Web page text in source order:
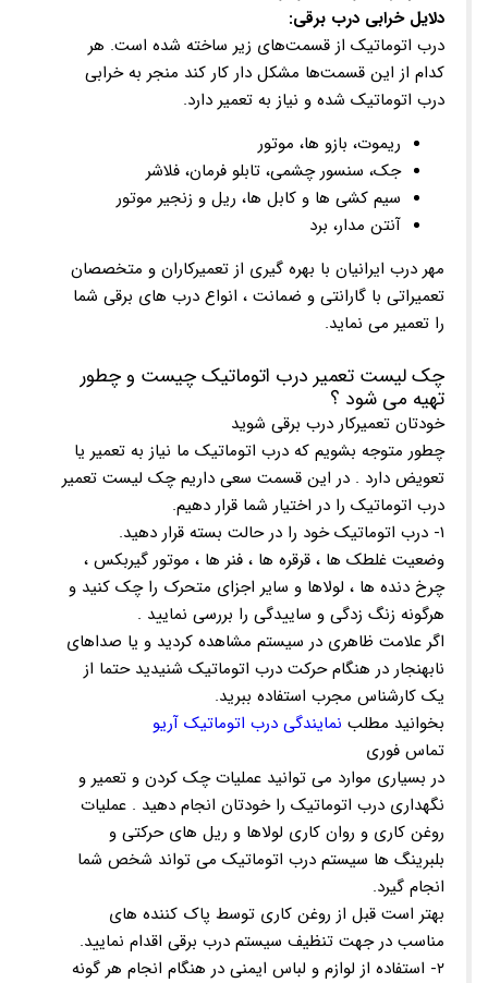
دلایل خرابی درب برقی:
درب اتوماتیک از قسمت‌های زیر ساخته شده است. هر
کدام از این قسمت‌ها مشکل دار کار کند منجر به خرابی
درب اتوماتیک شده و نیاز به تعمیر دارد.
ریموت، بازو ها، موتور
جک، سنسور چشمی، تابلو فرمان، فلاشر
سیم کشی ها و کابل ها، ریل و زنجیر موتور
آنتن مدار، برد
مهر درب ایرانیان با بهره گیری از تعمیرکاران و متخصصان
تعمیراتی با گارانتی و ضمانت ، انواع درب های برقی شما
را تعمیر می نماید.
چک لیست تعمیر درب اتوماتیک چیست و چطور
تهیه می شود ؟
خودتان تعمیرکار درب برقی شوید
چطور متوجه بشویم که درب اتوماتیک ما نیاز به تعمیر یا
تعویض دارد . در این قسمت سعی داریم چک لیست تعمیر
درب اتوماتیک را در اختیار شما قرار دهیم.
۱- درب اتوماتیک خود را در حالت بسته قرار دهید.
وضعیت غلطک ها ، قرقره ها ، فنر ها ، موتور گیربکس ،
چرخ دنده ها ، لولاها و سایر اجزای متحرک را چک کنید و
هرگونه زنگ زدگی و ساییدگی را بررسی نمایید .
اگر علامت ظاهری در سیستم مشاهده کردید و یا صداهای
نابهنجار در هنگام حرکت درب اتوماتیک شنیدید حتما از
یک کارشناس مجرب استفاده ببرید.
بخوانید مطلب نمایندگی درب اتوماتیک آریو
تماس فوری
در بسیاری موارد می توانید عملیات چک کردن و تعمیر و
نگهداری درب اتوماتیک را خودتان انجام دهید . عملیات
روغن کاری و روان کاری لولاها و ریل های حرکتی و
بلبرینگ ها سیستم درب اتوماتیک می تواند شخص شما
انجام گیرد.
بهتر است قبل از روغن کاری توسط پاک کننده های
مناسب در جهت تنظیف سیستم درب برقی اقدام نمایید.
۲- استفاده از لوازم و لباس ایمنی در هنگام انجام هر گونه